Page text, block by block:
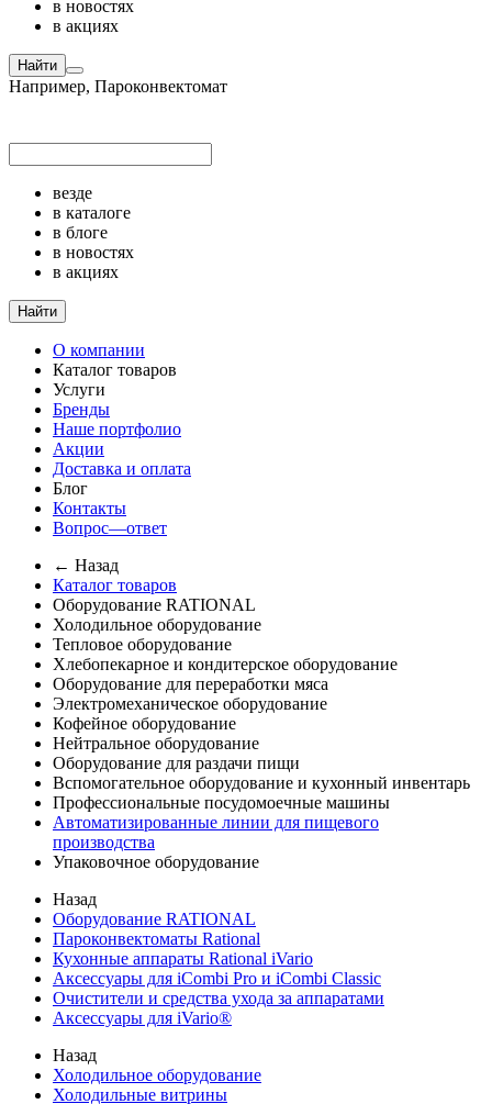
в новостях
в акциях
Найти
Например, Пароконвектомат
везде
в каталоге
в блоге
в новостях
в акциях
Найти
О компании
Каталог товаров
Услуги
Бренды
Наше портфолио
Акции
Доставка и оплата
Блог
Контакты
Вопрос—ответ
← Назад
Каталог товаров
Оборудование RATIONAL
Холодильное оборудование
Тепловое оборудование
Хлебопекарное и кондитерское оборудование
Оборудование для переработки мяса
Электромеханическое оборудование
Кофейное оборудование
Нейтральное оборудование
Оборудование для раздачи пищи
Вспомогательное оборудование и кухонный инвентарь
Профессиональные посудомоечные машины
Автоматизированные линии для пищевого
производства
Упаковочное оборудование
Назад
Оборудование RATIONAL
Пароконвектоматы Rational
Кухонные аппараты Rational iVario
Аксессуары для iCombi Pro и iCombi Classic
Очистители и средства ухода за аппаратами
Аксессуары для iVario®
Назад
Холодильное оборудование
Холодильные витрины